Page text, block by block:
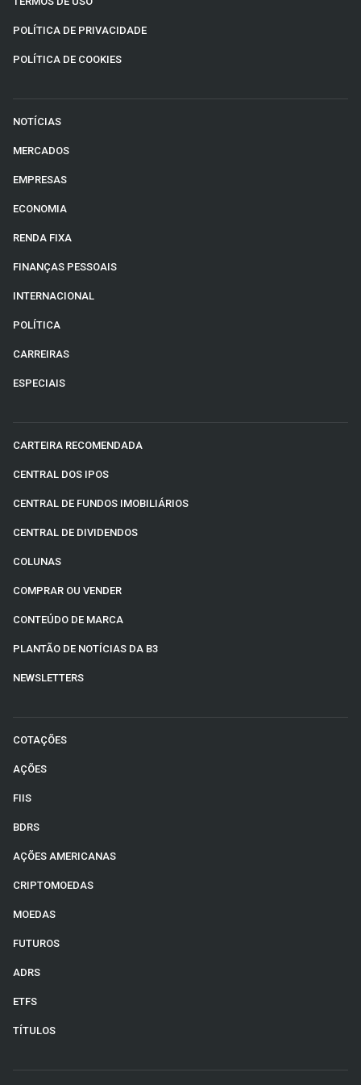
POLÍTICA DE PRIVACIDADE
POLÍTICA DE COOKIES
NOTÍCIAS
MERCADOS
EMPRESAS
ECONOMIA
RENDA FIXA
FINANÇAS PESSOAIS
INTERNACIONAL
POLÍTICA
CARREIRAS
ESPECIAIS
CARTEIRA RECOMENDADA
CENTRAL DOS IPOS
CENTRAL DE FUNDOS IMOBILIÁRIOS
CENTRAL DE DIVIDENDOS
COLUNAS
COMPRAR OU VENDER
CONTEÚDO DE MARCA
PLANTÃO DE NOTÍCIAS DA B3
NEWSLETTERS
COTAÇÕES
AÇÕES
FIIS
BDRS
AÇÕES AMERICANAS
CRIPTOMOEDAS
MOEDAS
FUTUROS
ADRS
ETFS
TÍTULOS